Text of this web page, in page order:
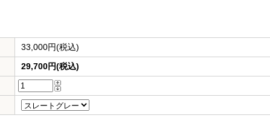
33,000円(税込)
29,700円(税込)